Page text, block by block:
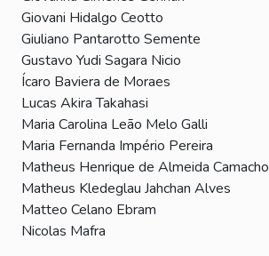
Giovani Hidalgo Ceotto
Giuliano Pantarotto Semente
Gustavo Yudi Sagara Nicio
Ícaro Baviera de Moraes
Lucas Akira Takahasi
Maria Carolina Leão Melo Galli
Maria Fernanda Império Pereira
Matheus Henrique de Almeida Camacho
Matheus Kledeglau Jahchan Alves
Matteo Celano Ebram
Nicolas Mafra